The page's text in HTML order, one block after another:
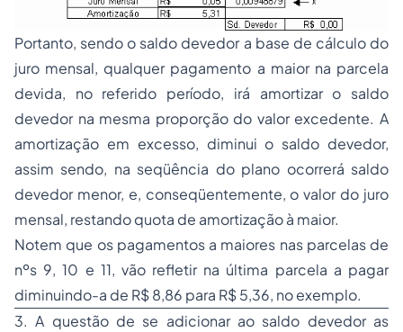
Portanto, sendo o saldo devedor a base de cálculo do
juro mensal, qualquer pagamento a maior na parcela
devida, no referido período, irá amortizar o saldo
devedor na mesma proporção do valor excedente. A
amortização em excesso, diminui o saldo devedor,
assim sendo, na seqüência do plano ocorrerá saldo
devedor menor, e, conseqüentemente, o valor do juro
mensal, restando quota de amortização à maior.
Notem que os pagamentos a maiores nas parcelas de
nºs 9, 10 e 11, vão refletir na última parcela a pagar
diminuindo-a de R$ 8,86 para R$ 5,36, no exemplo.
3. A questão de se adicionar ao saldo devedor as